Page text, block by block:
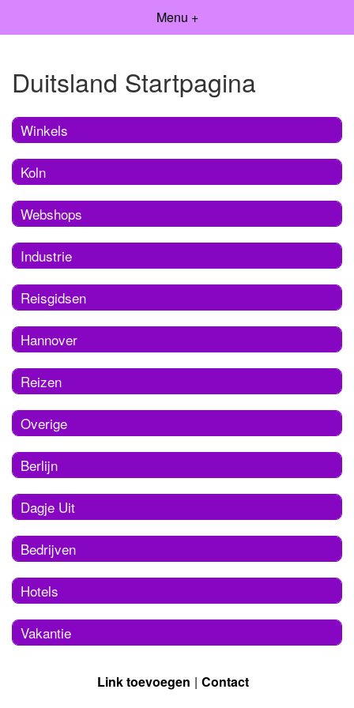
Menu +
Duitsland Startpagina
Winkels
Koln
Webshops
Industrie
Reisgidsen
Hannover
Reizen
Overige
Berlijn
Dagje Uit
Bedrijven
Hotels
Vakantie
Link toevoegen Contact